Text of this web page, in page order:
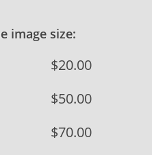
image size:
$20.00
$50.00
$70.00